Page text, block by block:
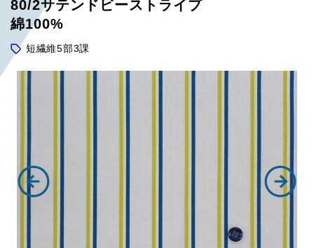
80/2サテンドビーストライプ
綿100%
短繊維5部3課